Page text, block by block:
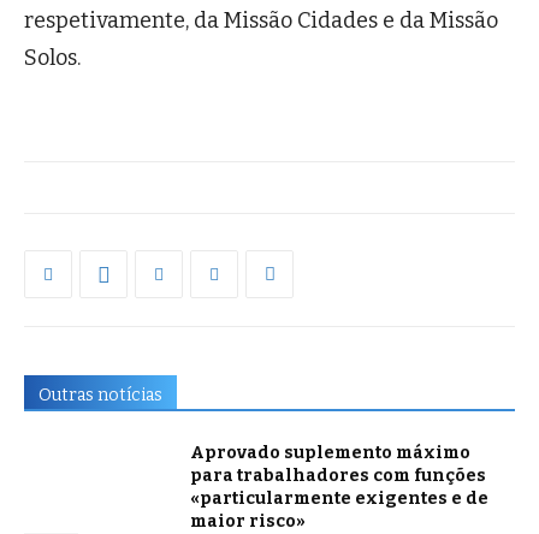
respetivamente, da Missão Cidades e da Missão
Solos.
Outras notícias
Aprovado suplemento máximo
para trabalhadores com funções
«particularmente exigentes e de
maior risco»